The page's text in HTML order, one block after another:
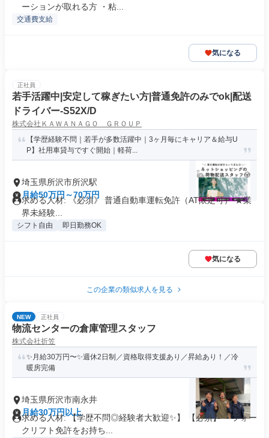
ーションが取れる方 ・粘...
交通費支給
気になる
正社員
若手活躍中|安定して稼ぎたい方|普通免許のみでok|配送
ドライバー-S52X/D
株式会社ＫＡＷＡＮＡＧＯ ＧＲＯＵＰ
【学歴経験不問｜若手が多数活躍中｜3ヶ月毎にキャリア＆給与U
P】社用車貸与ですぐ開始｜軽荷...
埼玉県所沢市所沢駅
月給50万円～70万円
求める人材: 《必須》 普通自動車運転免許（AT限定可） ★業
界未経験...
シフト自由 即日勤務OK
気になる
この企業の類似求人を見る
NEW 正社員
物流センターの倉庫管理スタッフ
株式会社折笠
✨月給30万円〜✨週休2日制／資格取得支援あり／昇給あり！／冷
暖房完備
埼玉県所沢市南永井
月給30万円以上
求める人材: 【学歴不問◎経験者大歓迎✨】 【必須】 ・フォー
クリフト免許をお持ち...